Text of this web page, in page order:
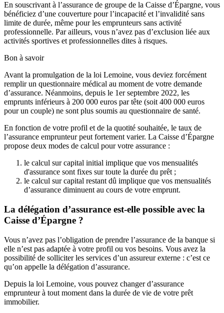
En souscrivant à l’assurance de groupe de la Caisse d’Épargne, vous
bénéficiez d’une couverture pour l’incapacité et l’invalidité sans
limite de durée, même pour les emprunteurs sans activité
professionnelle. Par ailleurs, vous n’avez pas d’exclusion liée aux
activités sportives et professionnelles dites à risques.
Bon à savoir
Avant la promulgation de la loi Lemoine, vous deviez forcément
remplir un questionnaire médical au moment de votre demande
d’assurance. Néanmoins, depuis le 1er septembre 2022, les
emprunts inférieurs à 200 000 euros par tête (soit 400 000 euros
pour un couple) ne sont plus soumis au questionnaire de santé.
En fonction de votre profil et de la quotité souhaitée, le taux de
l’assurance emprunteur peut fortement varier. La Caisse d’Épargne
propose deux modes de calcul pour votre assurance :
le calcul sur capital initial implique que vos mensualités
d'assurance sont fixes sur toute la durée du prêt ;
le calcul sur capital restant dû implique que vos mensualités
d’assurance diminuent au cours de votre emprunt.
La délégation d’assurance est-elle possible avec la
Caisse d’Épargne ?
Vous n’avez pas l’obligation de prendre l’assurance de la banque si
elle n’est pas adaptée à votre profil ou vos besoins. Vous avez la
possibilité de solliciter les services d’un assureur externe : c’est ce
qu’on appelle la délégation d’assurance.
Depuis la loi Lemoine, vous pouvez changer d’assurance
emprunteur à tout moment dans la durée de vie de votre prêt
immobilier.